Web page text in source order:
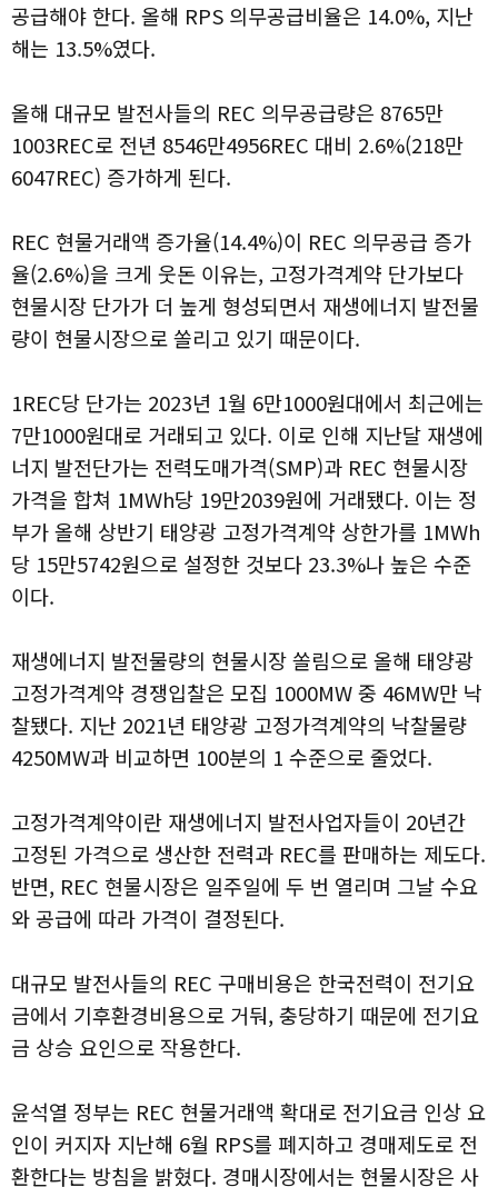
공급해야 한다. 올해 RPS 의무공급비율은 14.0%, 지난
해는 13.5%였다.
올해 대규모 발전사들의 REC 의무공급량은 8765만
1003REC로 전년 8546만4956REC 대비 2.6%(218만
6047REC) 증가하게 된다.
REC 현물거래액 증가율(14.4%)이 REC 의무공급 증가
율(2.6%)을 크게 웃돈 이유는, 고정가격계약 단가보다
현물시장 단가가 더 높게 형성되면서 재생에너지 발전물
량이 현물시장으로 쏠리고 있기 때문이다.
1REC당 단가는 2023년 1월 6만1000원대에서 최근에는
7만1000원대로 거래되고 있다. 이로 인해 지난달 재생에
너지 발전단가는 전력도매가격(SMP)과 REC 현물시장
가격을 합쳐 1MWh당 19만2039원에 거래됐다. 이는 정
부가 올해 상반기 태양광 고정가격계약 상한가를 1MWh
당 15만5742원으로 설정한 것보다 23.3%나 높은 수준
이다.
재생에너지 발전물량의 현물시장 쏠림으로 올해 태양광
고정가격계약 경쟁입찰은 모집 1000MW 중 46MW만 낙
찰됐다. 지난 2021년 태양광 고정가격계약의 낙찰물량
4250MW과 비교하면 100분의 1 수준으로 줄었다.
고정가격계약이란 재생에너지 발전사업자들이 20년간
고정된 가격으로 생산한 전력과 REC를 판매하는 제도다.
반면, REC 현물시장은 일주일에 두 번 열리며 그날 수요
와 공급에 따라 가격이 결정된다.
대규모 발전사들의 REC 구매비용은 한국전력이 전기요
금에서 기후환경비용으로 거둬, 충당하기 때문에 전기요
금 상승 요인으로 작용한다.
윤석열 정부는 REC 현물거래액 확대로 전기요금 인상 요
인이 커지자 지난해 6월 RPS를 폐지하고 경매제도로 전
환한다는 방침을 밝혔다. 경매시장에서는 현물시장은 사